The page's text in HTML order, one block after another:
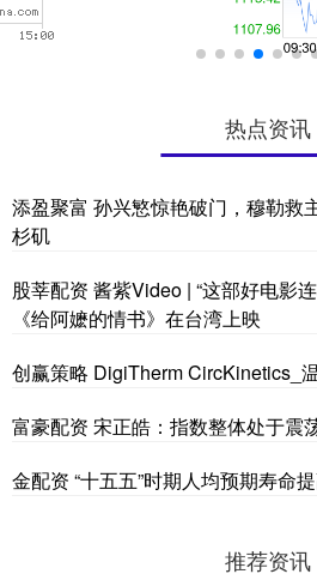
热点资讯
添盈聚富 孙兴慜惊艳破门，穆勒救
杉矶
股莘配资 酱紫Video | “这部好电影
《给阿嬷的情书》在台湾上映
创赢策略 DigiTherm CircKinetics_
富豪配资 宋正皓：指数整体处于震
金配资 “十五五”时期人均预期寿命
推荐资讯